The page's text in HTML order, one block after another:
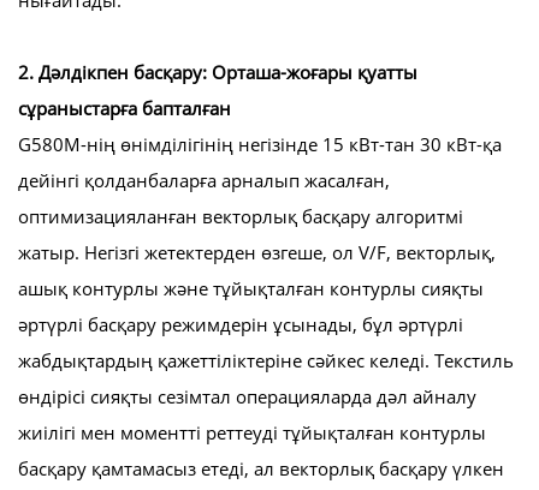
2. Дәлдікпен басқару: Орташа-жоғары қуатты
сұраныстарға бапталған
G580M-нің өнімділігінің негізінде 15 кВт-тан 30 кВт-қа
дейінгі қолданбаларға арналып жасалған,
оптимизацияланған векторлық басқару алгоритмі
жатыр. Негізгі жетектерден өзгеше, ол V/F, векторлық,
ашық контурлы және тұйықталған контурлы сияқты
әртүрлі басқару режимдерін ұсынады, бұл әртүрлі
жабдықтардың қажеттіліктеріне сәйкес келеді. Текстиль
өндірісі сияқты сезімтал операцияларда дәл айналу
жиілігі мен моментті реттеуді тұйықталған контурлы
басқару қамтамасыз етеді, ал векторлық басқару үлкен